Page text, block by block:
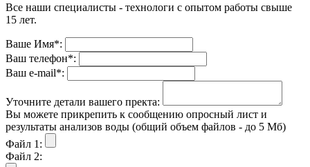
Все наши специалисты - технологи с опытом работы свыше
15 лет.
Ваше Имя*:
Ваш телефон*:
Ваш е-mail*:
Уточните детали вашего пректа:
Вы можете прикрепить к сообщению опросный лист и
результаты анализов воды (общий объем файлов - до 5 Мб)
Файл 1:
Файл 2: